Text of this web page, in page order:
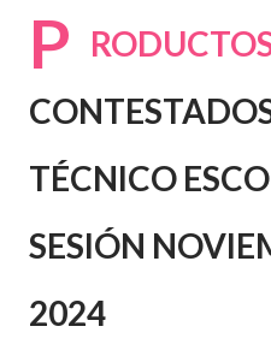
P
TÉCNICO
SESIÓN
2024